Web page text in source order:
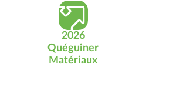
2026
Quéguiner
Matériaux